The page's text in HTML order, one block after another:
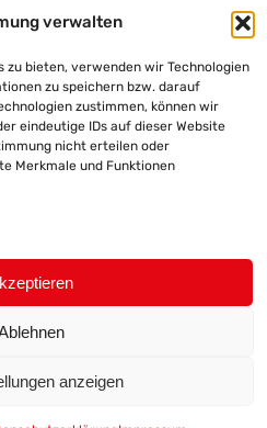
verwalten
zu bieten, verwenden wir Technologien
zu speichern bzw. darauf
zustimmen, können wir
eindeutige IDs auf dieser Website
nicht erteilen oder
Merkmale und Funktionen
anzeigen
KASSEL E.V.
PLATZ 1
186 900
Datenschutz